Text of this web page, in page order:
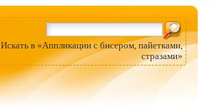
Искать в «Аппликации с бисером, пайетками,
стразами»